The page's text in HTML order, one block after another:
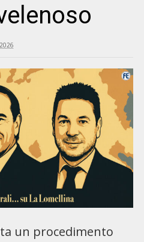
un procedimento